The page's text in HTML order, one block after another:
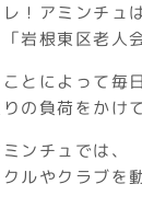
！アミンチ
岩根東区老人
とによって毎
の負荷をかけ
ンチュでは、
ルやクラブを